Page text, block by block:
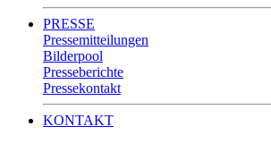
PRESSE
Pressemitteilungen
Bilderpool
Presseberichte
Pressekontakt
KONTAKT